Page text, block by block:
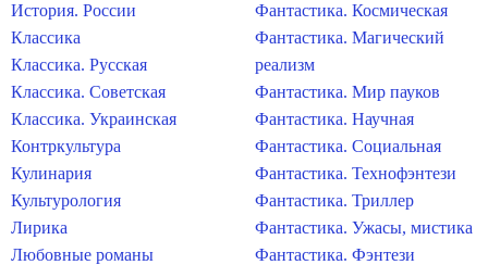
История. России
Классика
Классика. Русская
Классика. Советская
Классика. Украинская
Контркультура
Кулинария
Культурология
Лирика
Любовные романы
Фантастика. Космическая
Фантастика. Магический
реализм
Фантастика. Мир пауков
Фантастика. Научная
Фантастика. Социальная
Фантастика. Технофэнтези
Фантастика. Триллер
Фантастика. Ужасы, мистика
Фантастика. Фэнтези